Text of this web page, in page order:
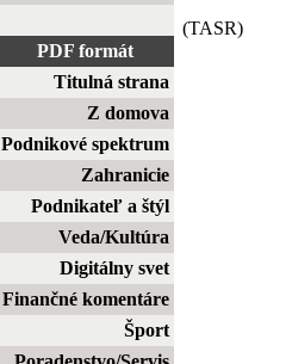
PDF formát
Titulná strana
Z domova
Podnikové spektrum
Zahranicie
Podnikateľ a štýl
Veda/Kultúra
Digitálny svet
Finančné komentáre
Šport
(TASR)